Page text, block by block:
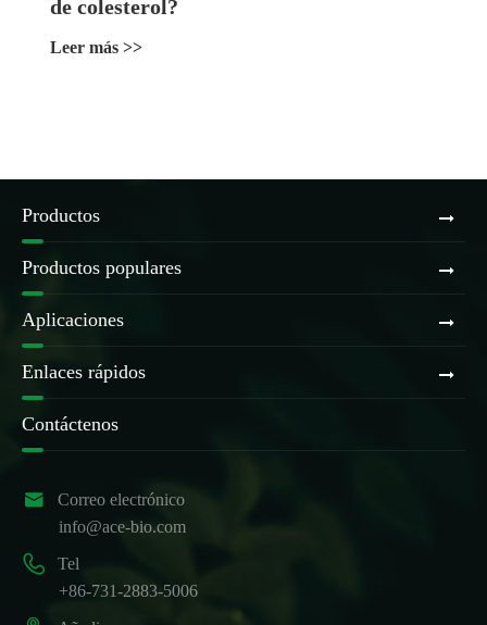
de colesterol?
Leer más >>
Productos
Productos populares
Aplicaciones
Enlaces rápidos
Contáctenos

Correo electrónico
info@ace-bio.com

Tel
+86-731-2883-5006